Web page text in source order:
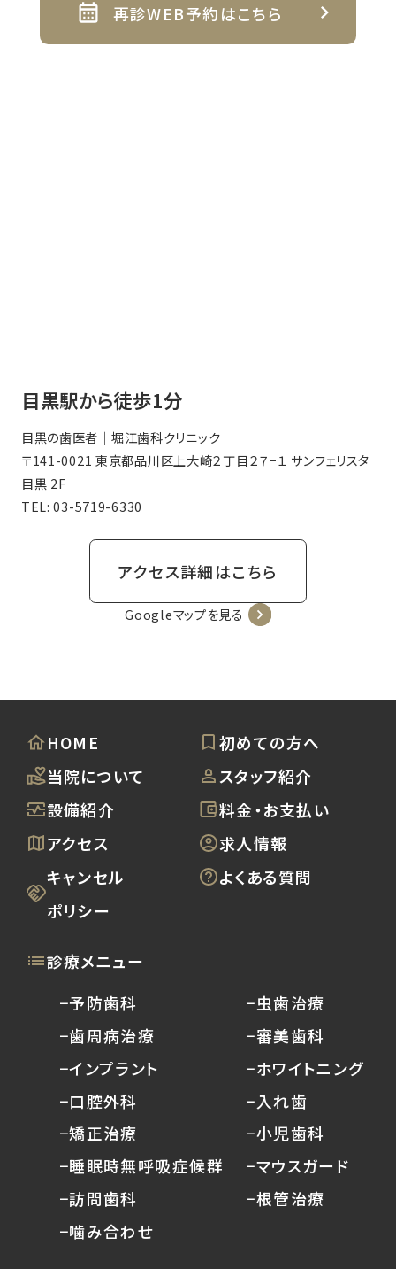
再診WEB予約はこちら
目黒駅から徒歩1分
目黒の歯医者｜堀江歯科クリニック
〒141-0021 東京都品川区上大崎２丁目２７−１ サンフェリスタ
目黒 2F
TEL:03-5719-6330
アクセス詳細はこちら
Googleマップを見る
HOME
初めての方へ
当院について
スタッフ紹介
設備紹介
料金・お支払い
アクセス
求人情報
キャンセル
ポリシー
よくある質問
診療メニュー
−予防歯科
−歯周病治療
−インプラント
−口腔外科
−矯正治療
−睡眠時無呼吸症候群
−訪問歯科
−噛み合わせ
−虫歯治療
−審美歯科
−ホワイトニング
−入れ歯
−小児歯科
−マウスガード
−根管治療